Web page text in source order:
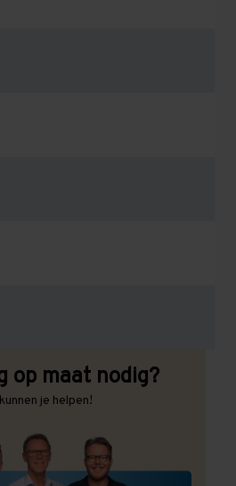
op maat nodig?
je helpen!